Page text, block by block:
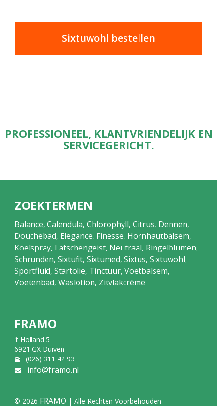
Sixtuwohl bestellen
PROFESSIONEEL, KLANTVRIENDELIJK EN
SERVICEGERICHT.
ZOEKTERMEN
Balance, Calendula, Chlorophyll, Citrus, Dennen,
Douchebad, Elegance, Finesse, Hornhautbalsem,
Koelspray, Latschengeist, Neutraal, Ringelblumen,
Schrunden, Sixtufit, Sixtumed, Sixtus, Sixtuwohl,
Sportfluid, Startolie, Tinctuur, Voetbalsem,
Voetenbad, Waslotion, Zitvlakcrème
FRAMO
't Holland 5
6921 GX Duiven
(026) 311 42 93
info@framo.nl
© 2026 FRAMO | Alle Rechten Voorbehouden